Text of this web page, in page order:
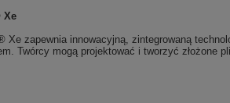
Xe
Xe zapewnia innowacyjną, zintegrowaną
Twórcy mogą projektować i tworzyć